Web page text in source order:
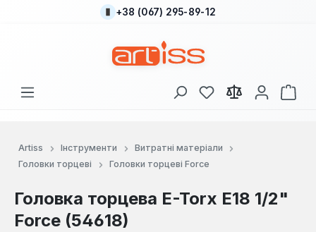
Перейти до основного вмісту
+38 (067) 295-89-12
У вас є 0 у списку
Artiss Інструменти
Витратні матеріали
Головки торцеві
Головки торцеві Force
Головка торцева E-Torx E18 1/2"
Force (54618)